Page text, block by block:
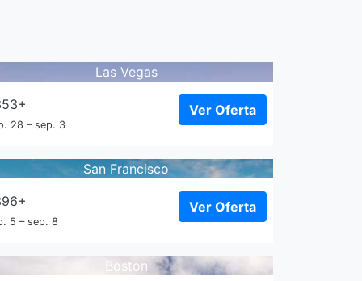
Las Vegas
28 – sep. 3
Ver Oferta
San Francisco
5 – sep. 8
Ver Oferta
Boston